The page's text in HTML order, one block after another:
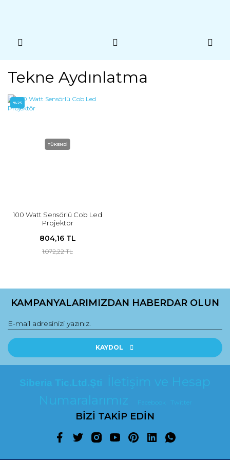
Tekne Aydınlatma
%25
TÜKENDİ
100 Watt Sensörlü Cob Led
Projektör
804,16 TL
1.072,22 TL
KAMPANYALARIMIZDAN HABERDAR OLUN
KAYDOL
Siberia Tic.Ltd.Şti
İletişim ve Hesap
Numaralarımız
Facebook Twitter
BİZİ TAKİP EDİN